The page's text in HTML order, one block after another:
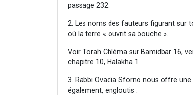
passage 232.
2. Les noms des fauteurs figurant sur
où la terre « ouvrit sa bouche ».
Voir Torah Chléma sur Bamidbar 16,
chapitre 10, Halakha 1.
3. Rabbi Ovadia Sforno nous offre
également, engloutis :